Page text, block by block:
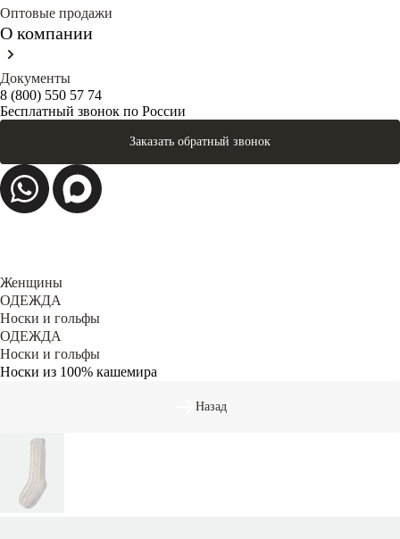
Оптовые продажи
О компании
Документы
8 (800) 550 57 74
Бесплатный звонок по России
Заказать обратный звонок
Женщины
ОДЕЖДА
Носки и гольфы
ОДЕЖДА
Носки и гольфы
Носки из 100% кашемира
Назад